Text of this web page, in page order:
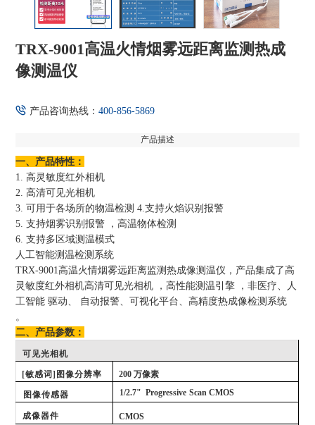
TRX-9001高温火情烟雾远距离监测热成
像测温仪
产品咨询热线： 400-856-5869
产品描述
一、产品特性：
1. 高灵敏度红外相机
2. 高清可见光相机
3. 可用于各场所的物温检测 4.支持火焰识别报警
5. 支持烟雾识别报警 ，高温物体检测
6. 支持多区域测温模式
人工智能测温检测系统
TRX-9001高温火情烟雾远距离监测热成像测温仪，产品集成了高
灵敏度红外相机高清可见光相机 ，高性能测温引擎 ，非医疗、人
工智能 驱动、 自动报警、可视化平台、高精度热成像检测系统
。
二、产品参数：
可见光相机
[敏感词]图像分辨率 200 万像素
图像传感器 1/2.7" Progressive Scan CMOS
成像器件 CMOS